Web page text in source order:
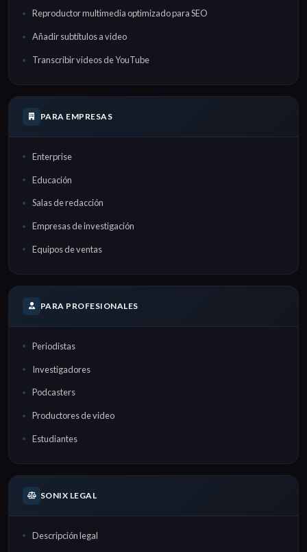
Reproductor multimedia optimizado para SEO
Añadir subtítulos a video
Transcribir videos de YouTube
PARA EMPRESAS
Enterprise
Educación
Salas de redacción
Empresas de investigación
Equipos de ventas
PARA PROFESIONALES
Periodistas
Investigadores
Podcasters
Productores de video
Estudiantes
SONIX LEGAL
Descripción legal